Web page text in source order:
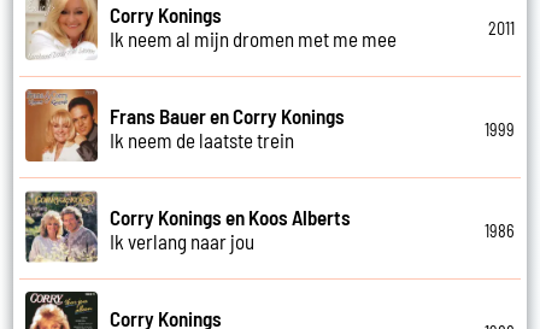
Corry Konings
Ik neem al mijn dromen met me mee
2011
Frans Bauer en Corry Konings
Ik neem de laatste trein
1999
Corry Konings en Koos Alberts
Ik verlang naar jou
1986
Corry Konings